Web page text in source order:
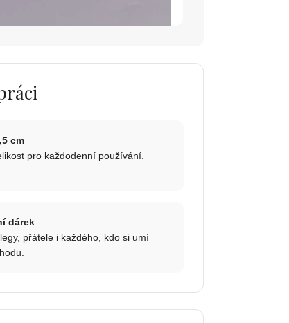
cm
pro každodenní používání.
dárek
přátele i každého, kdo si umí